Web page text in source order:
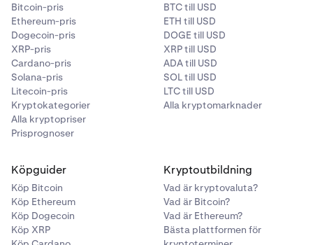
Bitcoin-pris
Ethereum-pris
Dogecoin-pris
XRP-pris
Cardano-pris
Solana-pris
Litecoin-pris
Kryptokategorier
Alla kryptopriser
Prisprognoser
BTC till USD
ETH till USD
DOGE till USD
XRP till USD
ADA till USD
SOL till USD
LTC till USD
Alla kryptomarknader
Köpguider
Köp Bitcoin
Köp Ethereum
Köp Dogecoin
Köp XRP
Kryptoutbildning
Vad är kryptovaluta?
Vad är Bitcoin?
Vad är Ethereum?
Bästa plattformen för